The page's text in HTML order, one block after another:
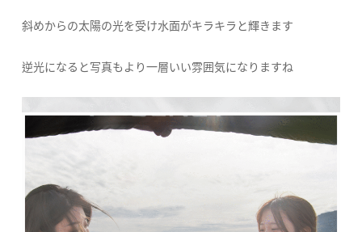
斜めからの太陽の光を受け水面がキラキラと輝きます
逆光になると写真もより一層いい雰囲気になりますね